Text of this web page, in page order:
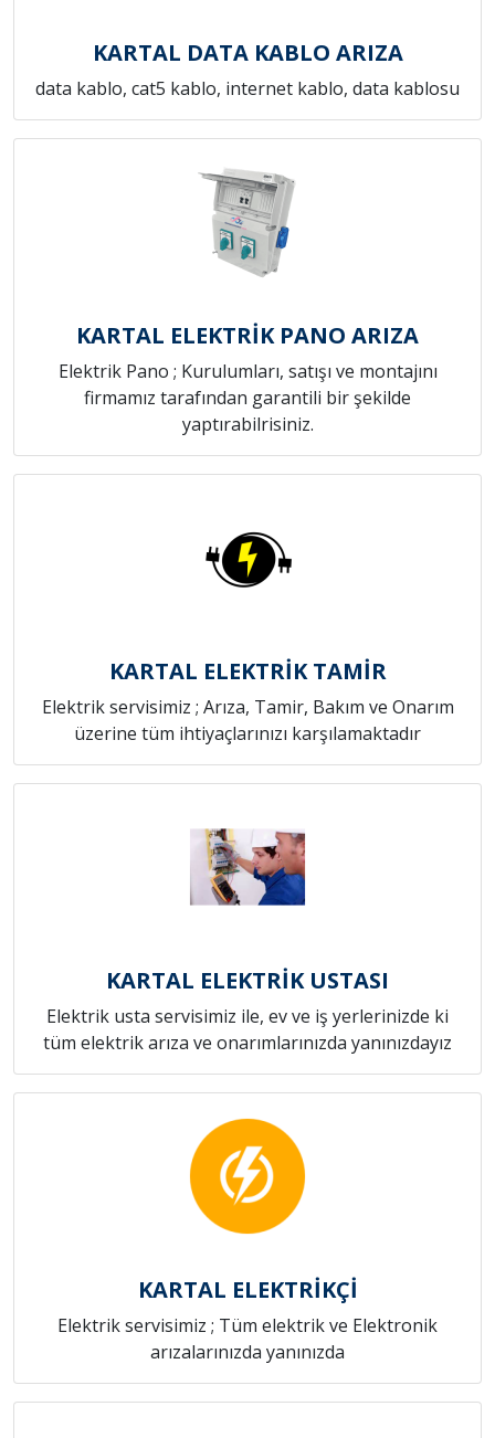
KARTAL DATA KABLO ARIZA
data kablo, cat5 kablo, internet kablo, data kablosu
KARTAL ELEKTRİK PANO ARIZA
Elektrik Pano ; Kurulumları, satışı ve montajını
firmamız tarafından garantili bir şekilde
yaptırabilrisiniz.
KARTAL ELEKTRİK TAMİR
Elektrik servisimiz ; Arıza, Tamir, Bakım ve Onarım
üzerine tüm ihtiyaçlarınızı karşılamaktadır
KARTAL ELEKTRİK USTASI
Elektrik usta servisimiz ile, ev ve iş yerlerinizde ki
tüm elektrik arıza ve onarımlarınızda yanınızdayız
KARTAL ELEKTRİKÇİ
Elektrik servisimiz ; Tüm elektrik ve Elektronik
arızalarınızda yanınızda